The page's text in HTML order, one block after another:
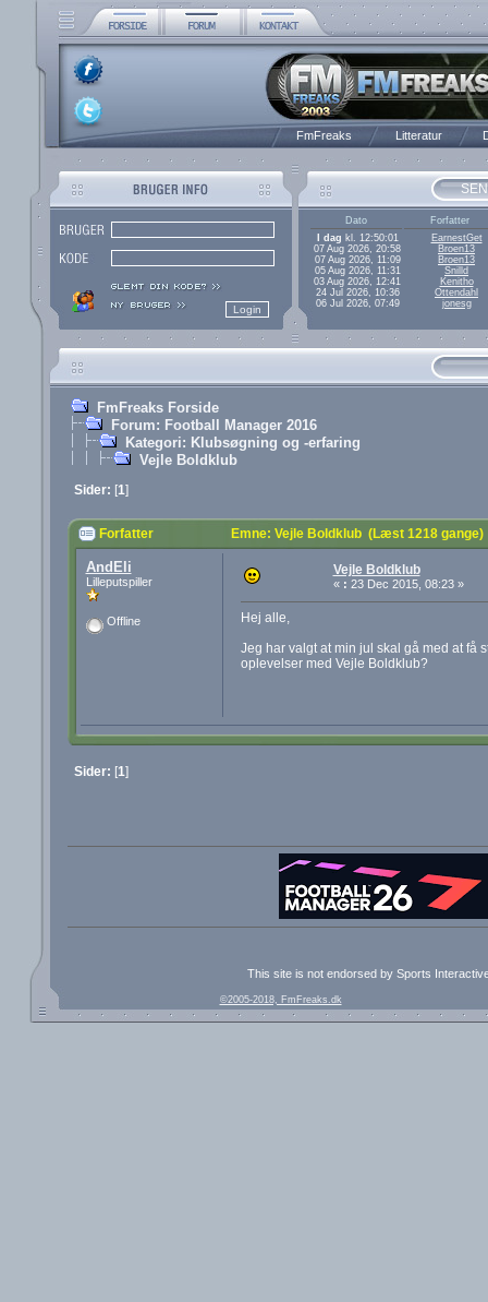
FmFreaks Litteratur
Dato
Forfatter
I dag kl. 12:50:01
EarnestGet
07 Aug 2026, 20:58
Broen13
07 Aug 2026, 11:09
Broen13
05 Aug 2026, 11:31
Snilld
03 Aug 2026, 12:41
Kenitho
24 Jul 2026, 10:36
Ottendahl
06 Jul 2026, 07:49
jonesg
FmFreaks Forside
Forum: Football Manager 2016
Kategori: Klubsøgning og -erfaring
Vejle Boldklub
Sider: [1]
Forfatter Emne: Vejle Boldklub (Læst 1218 gange)
AndEli
Lilleputspiller
Offline
Vejle Boldklub
« : 23 Dec 2015, 08:23 »
Hej alle,
Jeg har valgt at min jul skal gå med at få
oplevelser med Vejle Boldklub?
Sider: [1]
This site is not endorsed by Sports
©2005-2018, FmFreaks.dk